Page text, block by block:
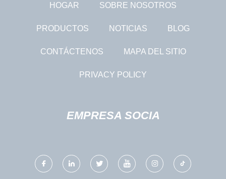
HOGAR SOBRE NOSOTROS
PRODUCTOS NOTICIAS BLOG
CONTÁCTENOS MAPA DEL SITIO
PRIVACY POLICY
EMPRESA SOCIA